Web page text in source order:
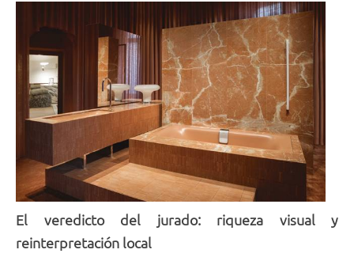
El veredicto del jurado: riqueza visual y
reinterpretación local